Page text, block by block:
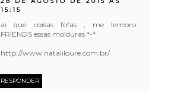
15:15
ai que coisas fofas , me lembro
FRIENDS essas molduras *-*
http://www.nataliloure.com.br/
RESPONDER